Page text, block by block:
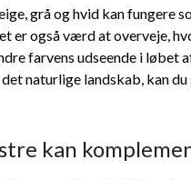
grå og hvid kan fungere
er også værd at overveje,
farvens udseende i løbet
naturlige landskab, kan
kan